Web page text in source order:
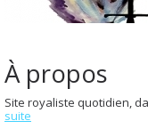
À propos
Site royaliste quotidien,
suite